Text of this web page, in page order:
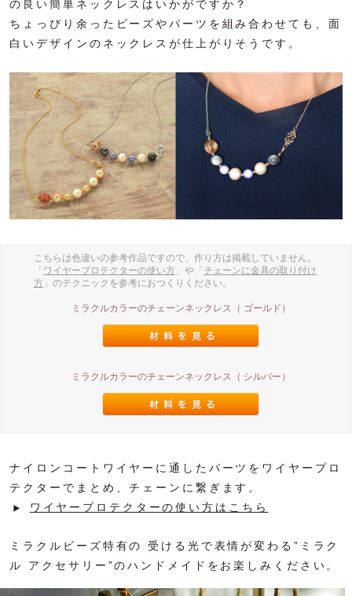
の良い簡単ネックレスはいかがですか？
ちょっぴり余ったビーズやパーツを組み合わせても、面
白いデザインのネックレスが仕上がりそうです。
こちらは色違いの参考作品ですので、作り方は掲載していません。
「 ワイヤープロテクターの使い方 」や「チェーンに金具の取り付け
方 」のテクニックを参考におつくりください。
ミラクルカラーのチェーンネックレス（ ゴールド）
ミラクルカラーのチェーンネックレス（ シルバー）
ナイロンコートワイヤーに通したパーツをワイヤープロ
テクターでまとめ、チェーンに繋ぎます。
ワイヤープロテクターの使い方はこちら
ミラクルビーズ特有の 受ける光で表情が変わる”ミラク
ル アクセサリー”のハンドメイドをお楽しみください。